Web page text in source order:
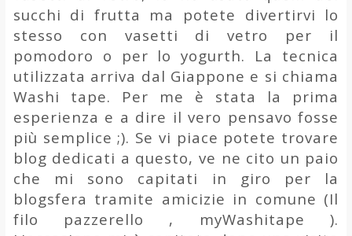
succhi di frutta ma potete divertirvi lo
stesso con vasetti di vetro per il
pomodoro o per lo yogurth. La tecnica
utilizzata arriva dal Giappone e si chiama
Washi tape. Per me è stata la prima
esperienza e a dire il vero pensavo fosse
più semplice ;). Se vi piace potete trovare
blog dedicati a questo, ve ne cito un paio
che mi sono capitati in giro per la
blogsfera tramite amicizie in comune (Il
filo pazzerello , myWashitape ).